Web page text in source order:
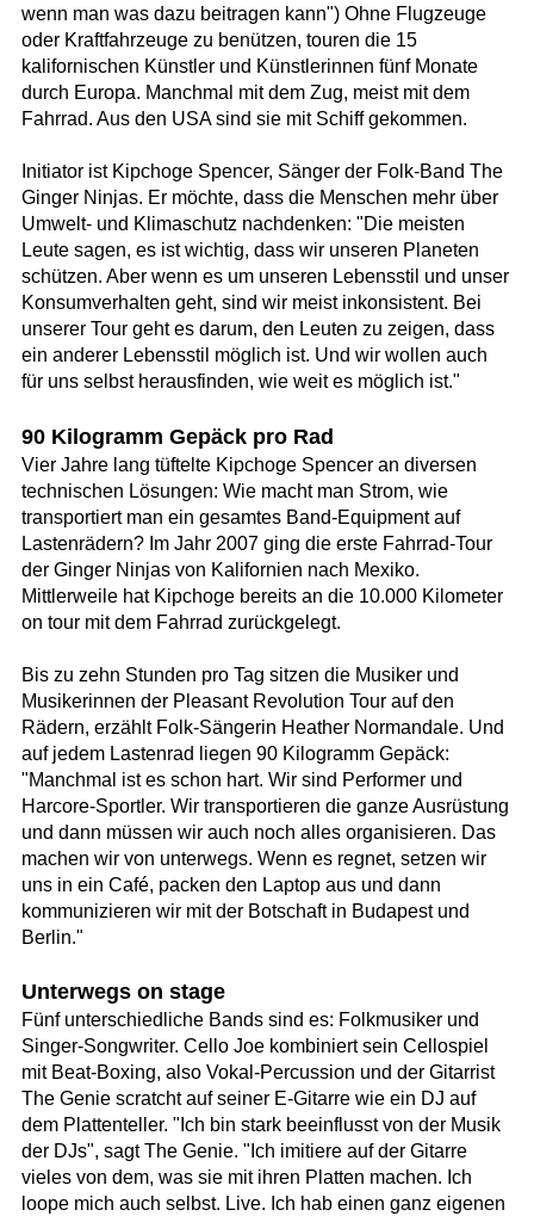
wenn man was dazu beitragen kann") Ohne Flugzeuge
oder Kraftfahrzeuge zu benützen, touren die 15
kalifornischen Künstler und Künstlerinnen fünf Monate
durch Europa. Manchmal mit dem Zug, meist mit dem
Fahrrad. Aus den USA sind sie mit Schiff gekommen.
Initiator ist Kipchoge Spencer, Sänger der Folk-Band The
Ginger Ninjas. Er möchte, dass die Menschen mehr über
Umwelt- und Klimaschutz nachdenken: "Die meisten
Leute sagen, es ist wichtig, dass wir unseren Planeten
schützen. Aber wenn es um unseren Lebensstil und unser
Konsumverhalten geht, sind wir meist inkonsistent. Bei
unserer Tour geht es darum, den Leuten zu zeigen, dass
ein anderer Lebensstil möglich ist. Und wir wollen auch
für uns selbst herausfinden, wie weit es möglich ist."
90 Kilogramm Gepäck pro Rad
Vier Jahre lang tüftelte Kipchoge Spencer an diversen
technischen Lösungen: Wie macht man Strom, wie
transportiert man ein gesamtes Band-Equipment auf
Lastenrädern? Im Jahr 2007 ging die erste Fahrrad-Tour
der Ginger Ninjas von Kalifornien nach Mexiko.
Mittlerweile hat Kipchoge bereits an die 10.000 Kilometer
on tour mit dem Fahrrad zurückgelegt.
Bis zu zehn Stunden pro Tag sitzen die Musiker und
Musikerinnen der Pleasant Revolution Tour auf den
Rädern, erzählt Folk-Sängerin Heather Normandale. Und
auf jedem Lastenrad liegen 90 Kilogramm Gepäck:
"Manchmal ist es schon hart. Wir sind Performer und
Harcore-Sportler. Wir transportieren die ganze Ausrüstung
und dann müssen wir auch noch alles organisieren. Das
machen wir von unterwegs. Wenn es regnet, setzen wir
uns in ein Café, packen den Laptop aus und dann
kommunizieren wir mit der Botschaft in Budapest und
Berlin."
Unterwegs on stage
Fünf unterschiedliche Bands sind es: Folkmusiker und
Singer-Songwriter. Cello Joe kombiniert sein Cellospiel
mit Beat-Boxing, also Vokal-Percussion und der Gitarrist
The Genie scratcht auf seiner E-Gitarre wie ein DJ auf
dem Plattenteller. "Ich bin stark beeinflusst von der Musik
der DJs", sagt The Genie. "Ich imitiere auf der Gitarre
vieles von dem, was sie mit ihren Platten machen. Ich
loope mich auch selbst. Live. Ich hab einen ganz eigenen